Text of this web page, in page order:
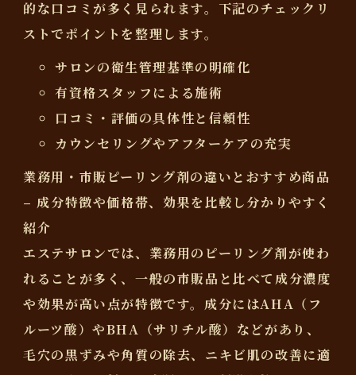
的な口コミが多く見られます。下記のチェックリ
ストでポイントを整理します。
サロンの衛生管理基準の明確化
有資格スタッフによる施術
口コミ・評価の具体性と信頼性
カウンセリングやアフターケアの充実
業務用・市販ピーリング剤の違いとおすすめ商品
– 成分特徴や価格帯、効果を比較し分かりやすく
紹介
エステサロンでは、 業務用のピーリング剤が使わ
れることが多く、一般の市販品と比べて成分濃度
や効果が高い点が特徴です。成分にはAHA（フ
ルーツ酸）やBHA（サリチル酸） などがあり、
毛穴の黒ずみや角質の除去、ニキビ肌の改善に適